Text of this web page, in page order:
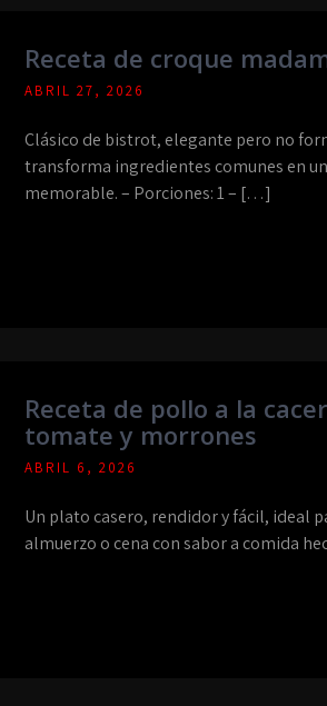
Receta de croque
ABRIL 27, 2026
Clásico de bistrot, elegante pero no
transforma ingredientes comunes en
memorable. – Porciones: 1 – […]
Receta de pollo a la
tomate y morrones
ABRIL 6, 2026
Un plato casero, rendidor y fácil, ideal
almuerzo o cena con sabor a comida